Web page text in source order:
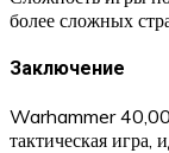
более сложных
Заключение
Warhammer
тактическая игра,